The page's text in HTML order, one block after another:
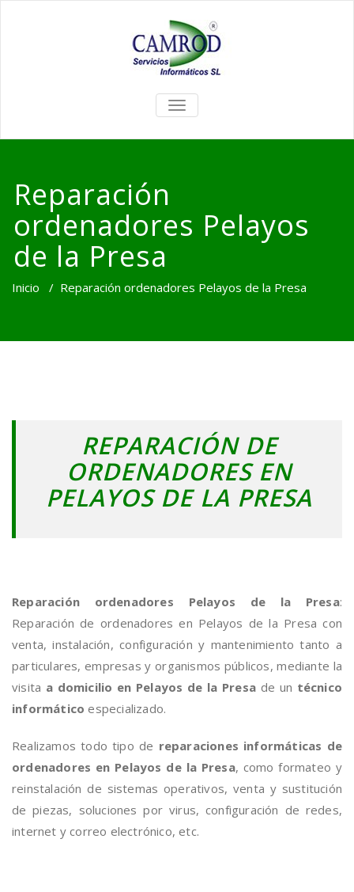
TOGGLE
Reparación
ordenadores Pelayos
de la Presa
Inicio / Reparación ordenadores Pelayos de la Presa
REPARACIÓN DE
ORDENADORES EN
PELAYOS DE LA PRESA
Reparación ordenadores Pelayos de la Presa:
Reparación de ordenadores en Pelayos de la Presa con
venta, instalación, configuración y mantenimiento tanto a
particulares, empresas y organismos públicos, mediante la
visita a domicilio en Pelayos de la Presade un técnico
informático especializado.
Realizamos todo tipo de reparaciones informáticas de
ordenadores en Pelayos de la Presa, como formateo y
reinstalación de sistemas operativos, venta y sustitución
de piezas, soluciones por virus, configuración de redes,
internet y correo electrónico, etc.